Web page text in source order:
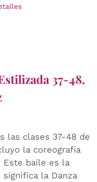
37-48,
las clases 37-48 de
la coreografía
Este baile es la
la Danza